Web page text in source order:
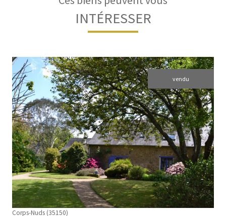
INTÉRESSER
vendu
voir le bien
Corps-Nuds (35150)